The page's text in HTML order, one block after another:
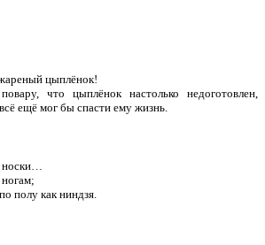
цыплёнок!
что цыплёнок настолько недоготовлен,
ещё мог бы спасти ему жизнь.
полу как ниндзя.